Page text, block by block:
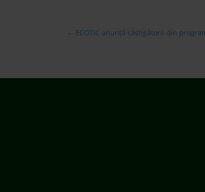
← ECOTIC anunță câștigătorii din